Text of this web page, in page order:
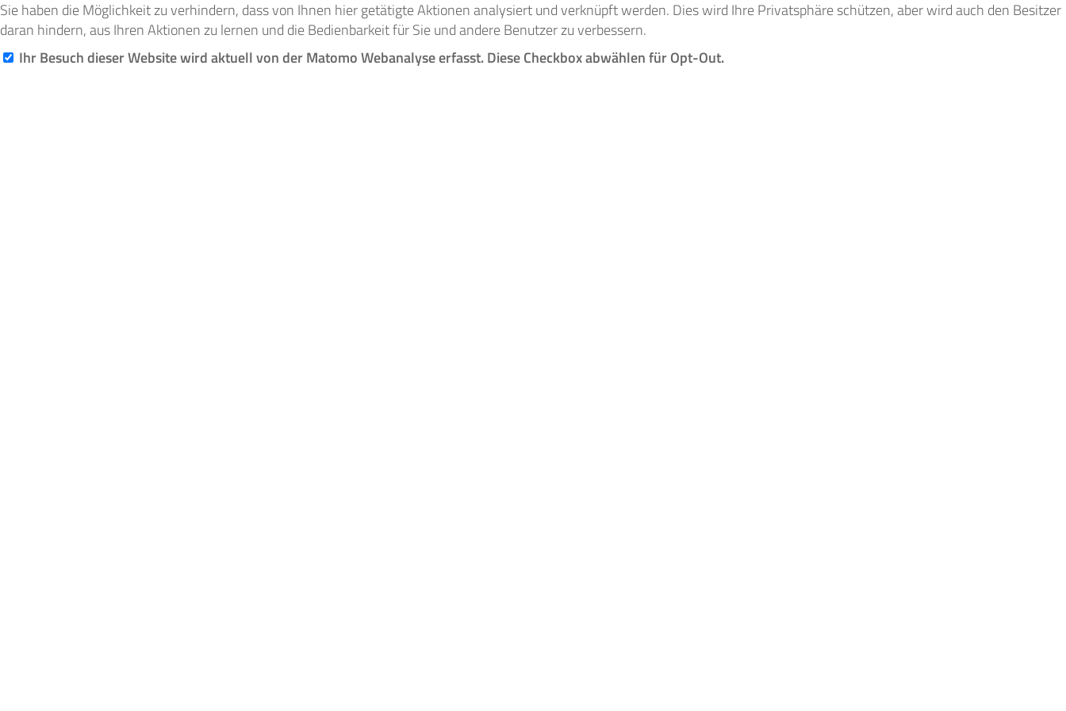
Sie haben die Möglichkeit zu verhindern, dass von Ihnen hier getätigte Aktionen analysiert und verknüpft werden. Dies wird Ihre Privatsphäre schützen, aber wird auch den Besitzer
daran hindern, aus Ihren Aktionen zu lernen und die Bedienbarkeit für Sie und andere Benutzer zu verbessern.
Ihr Besuch dieser Website wird aktuell von der Matomo Webanalyse erfasst. Diese Checkbox abwählen für Opt-Out.